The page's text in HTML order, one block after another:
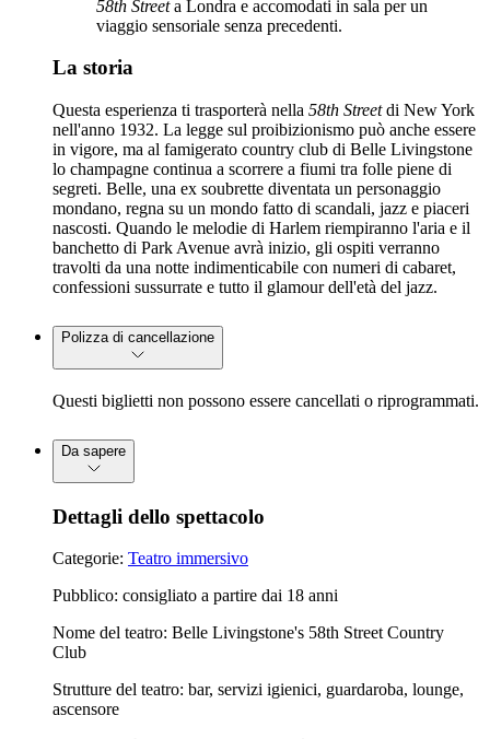
58th Streeta Londra e accomodati in sala per un
viaggio sensoriale senza precedenti.
La storia
Questa esperienza ti trasporterà nella 58th Streetdi New York
nell'anno 1932. La legge sul proibizionismo può anche essere
in vigore, ma al famigerato country club di Belle Livingstone
lo champagne continua a scorrere a fiumi tra folle piene di
segreti. Belle, una ex soubrette diventata un personaggio
mondano, regna su un mondo fatto di scandali, jazz e piaceri
nascosti. Quando le melodie di Harlem riempiranno l'aria e il
banchetto di Park Avenue avrà inizio, gli ospiti verranno
travolti da una notte indimenticabile con numeri di cabaret,
confessioni sussurrate e tutto il glamour dell'età del jazz.
Polizza di cancellazione
Questi biglietti non possono essere cancellati o riprogrammati.
Da sapere
Dettagli dello spettacolo
Categorie: Teatro immersivo
Pubblico: consigliato a partire dai 18 anni
Nome del teatro: Belle Livingstone's 58th Street Country
Club
Strutture del teatro: bar, servizi igienici, guardaroba, lounge,
ascensore